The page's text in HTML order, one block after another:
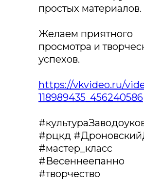
простых материалов.
Желаем приятного
просмотра и
успехов.
https://vkvideo.ru/
118989435_456240586
#рцкд
#мастер_класс
#Весеннеепанно
#творчество